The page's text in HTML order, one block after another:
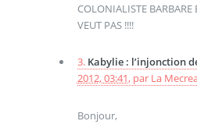
COLONIALISTE
VEUT PAS !!!!
3. Kabylie : l’injonction
2012, 03:41, par La
Bonjour,